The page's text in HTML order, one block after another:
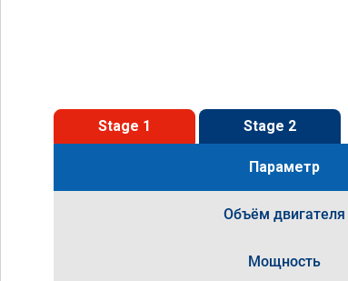
Stage 1 Stage 2
Параметр
Объём двигателя
Мощность